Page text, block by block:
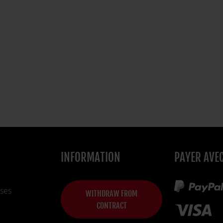
INFORMATION
WITHDRAW FROM
CONTRACT
PAYER